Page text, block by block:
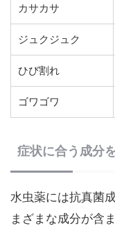
カサカサ
ジュクジュク
ひび割れ
ゴワゴワ
症状に合う成分
水虫薬には抗真菌
まざまな成分が含